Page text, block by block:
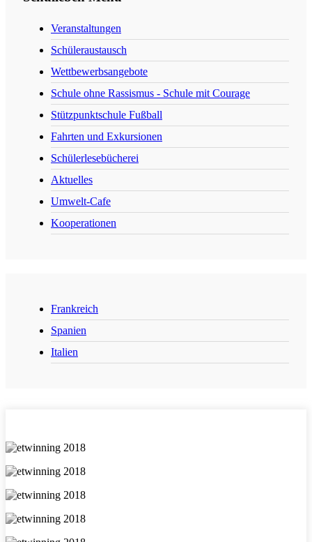
Veranstaltungen
Schüleraustausch
Wettbewerbsangebote
Schule ohne Rassismus - Schule mit Courage
Stützpunktschule Fußball
Fahrten und Exkursionen
Schülerlesebücherei
Aktuelles
Umwelt-Cafe
Kooperationen
Frankreich
Spanien
Italien